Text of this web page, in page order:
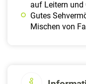
auf Leitern und
Gutes
Mischen von